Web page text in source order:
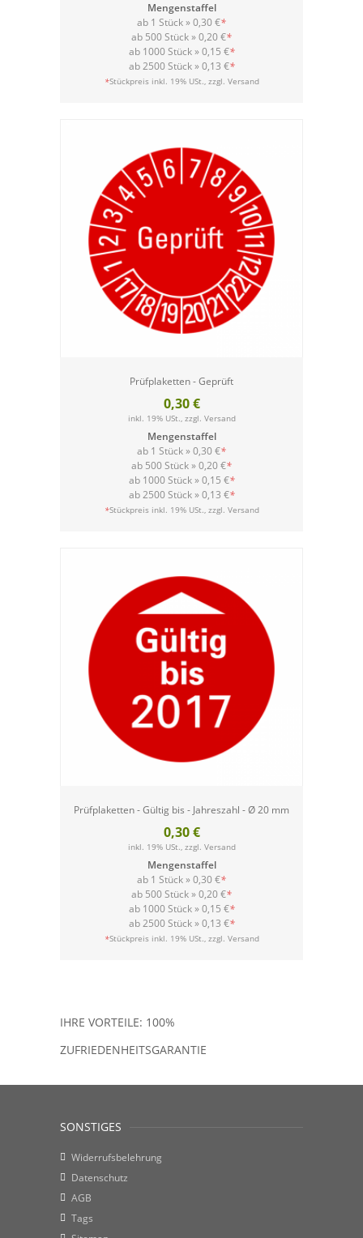
Mengenstaffel
ab 1 Stück »0,30 €*
ab 500 Stück »0,20 €*
ab 1000 Stück »0,15 €*
ab 2500 Stück »0,13 €*
*Stückpreis inkl. 19% USt., zzgl. Versand
Prüfplaketten - Geprüft
0,30 €
inkl. 19% USt., zzgl. Versand
Mengenstaffel
ab 1 Stück »0,30 €*
ab 500 Stück »0,20 €*
ab 1000 Stück »0,15 €*
ab 2500 Stück »0,13 €*
*Stückpreis inkl. 19% USt., zzgl. Versand
Prüfplaketten - Gültig bis - Jahreszahl - Ø 20 mm
0,30 €
inkl. 19% USt., zzgl. Versand
Mengenstaffel
ab 1 Stück »0,30 €*
ab 500 Stück »0,20 €*
ab 1000 Stück »0,15 €*
ab 2500 Stück »0,13 €*
*Stückpreis inkl. 19% USt., zzgl. Versand
IHRE VORTEILE: 100%
ZUFRIEDENHEITSGARANTIE
SONSTIGES
Widerrufsbelehrung
Datenschutz
AGB
Tags